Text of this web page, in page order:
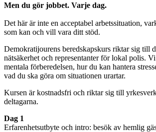
Men du gör jobbet. Varje dag.
Det här är inte en acceptabel arbetssituation,
som kan och vill vara ditt stöd.
Demokratijourens beredskapskurs riktar sig till
nätsäkerhet och representanter för lokal polis.
mentala förberedelsen, hur du kan hantera
vad du ska göra om situationen urartar.
Kursen är kostnadsfri och riktar sig till
deltagarna.
Dag 1
Erfarenhetsutbyte och intro: besök av hemlig